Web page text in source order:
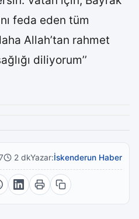
feda eden tüm
Allah’tan rahmet
diliyorum’’
2 dkYazar:İskenderun Haber